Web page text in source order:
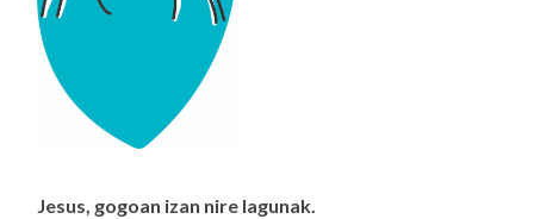
Jesus, gogoan izan nire lagunak.